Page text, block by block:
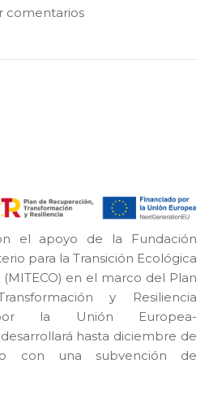
comentarios
el apoyo de la Fundación
para la Transición Ecológica
en el marco del Plan
y Resiliencia
por la Unión Europea-
hasta diciembre de
con una subvención de